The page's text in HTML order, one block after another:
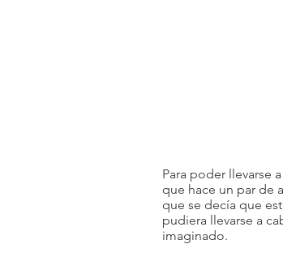
Para poder llevarse
que hace un par de
que se decía que
pudiera llevarse a
imaginado.